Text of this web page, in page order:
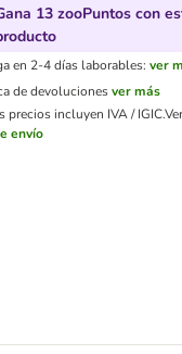
13 zooPuntos con
en 2-4 días laborables: ver
de devoluciones ver más
precios incluyen IVA / IGIC.Ver
envío